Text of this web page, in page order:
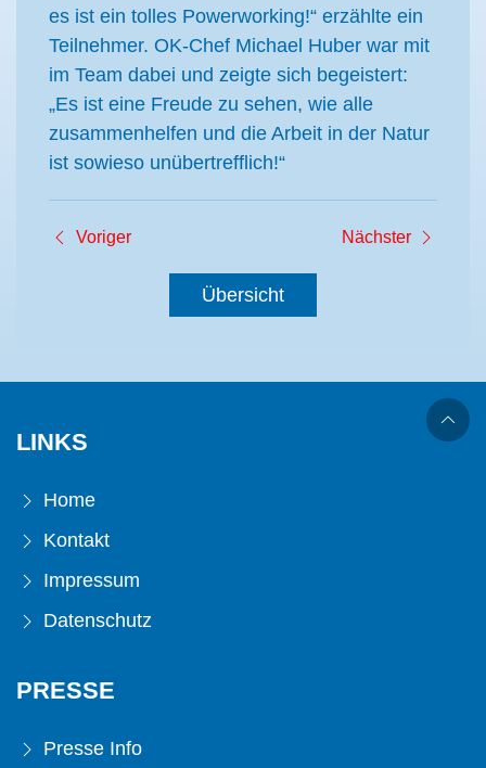
es ist ein tolles Powerworking!“ erzählte ein
Teilnehmer. OK-Chef Michael Huber war mit
im Team dabei und zeigte sich begeistert:
„Es ist eine Freude zu sehen, wie alle
zusammenhelfen und die Arbeit in der Natur
ist sowieso unübertrefflich!“
Voriger Nächster
Übersicht
LINKS
Home
Kontakt
Impressum
Datenschutz
PRESSE
Presse Info